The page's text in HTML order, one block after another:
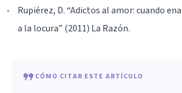
Rupiérez, D. “Adictos al amor: cuando
a la locura” (2011) La Razón.
CÓMO CITAR ESTE ARTÍCULO